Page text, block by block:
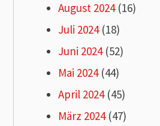
August 2024(16)
Juli 2024(18)
Juni 2024(52)
Mai 2024(44)
April 2024(45)
März 2024(47)